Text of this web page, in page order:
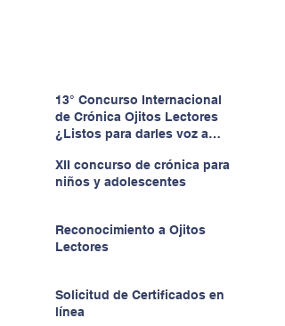
13° Concurso Internacional
de Crónica Ojitos Lectores
¿Listos para darles voz a
XII concurso de crónica para
niños y adolescentes
Reconocimiento a Ojitos
Lectores
Solicitud de Certificados en
línea